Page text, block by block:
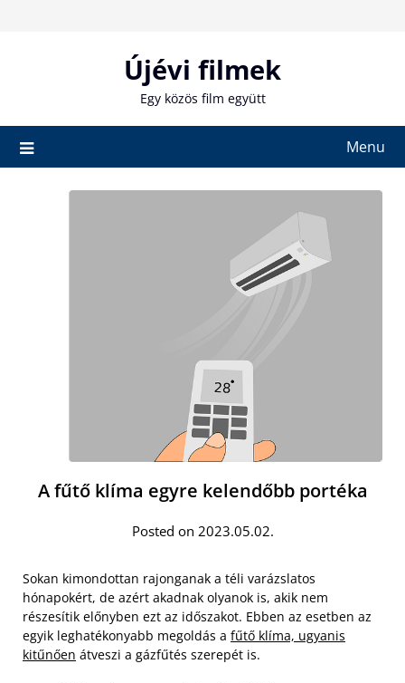
Újévi filmek
Egy közös film együtt
Menu
A fűtő klíma egyre kelendőbb portéka
Posted on 2023.05.02.
Sokan kimondottan rajonganak a téli varázslatos
hónapokért, de azért akadnak olyanok is, akik nem
részesítik előnyben ezt az időszakot. Ebben az esetben az
egyik leghatékonyabb megoldás a fűtő klíma, ugyanis
kitűnően átveszi a gázfűtés szerepét is.